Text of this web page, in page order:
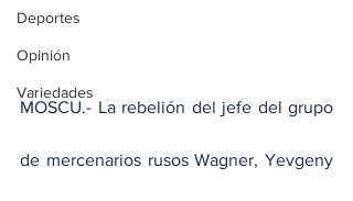
Deportes
Opinión
Variedades
MOSCU.- La rebelión del jefe del grupo
de mercenarios rusos Wagner, Yevgeny